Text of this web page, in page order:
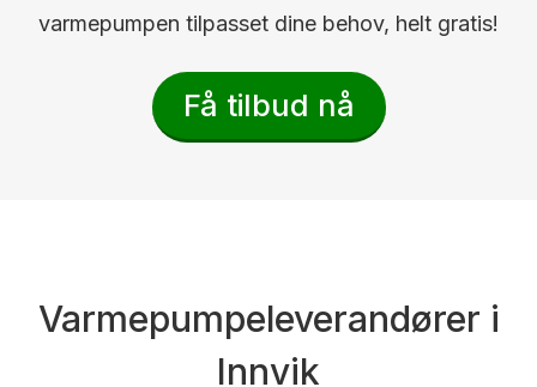
varmepumpen tilpasset dine behov, helt gratis!
Få tilbud nå
Varmepumpeleverandører i
Innvik